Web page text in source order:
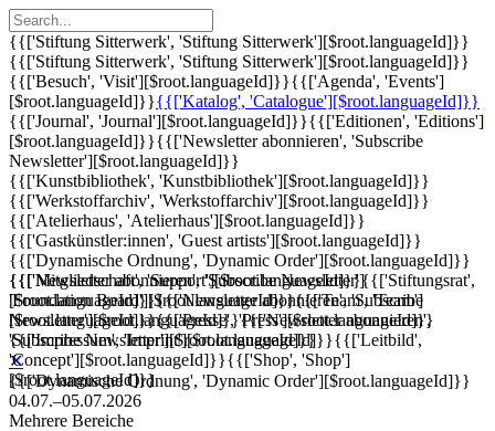
{{['Stiftung Sitterwerk', 'Stiftung Sitterwerk'][$root.languageId]}}
{{['Stiftung Sitterwerk', 'Stiftung Sitterwerk'][$root.languageId]}}
{{['Besuch', 'Visit'][$root.languageId]}}{{['Agenda', 'Events']
[$root.languageId]}}{{['Katalog', 'Catalogue'][$root.languageId]}}
{{['Journal', 'Journal'][$root.languageId]}}{{['Editionen', 'Editions']
[$root.languageId]}}{{['Newsletter abonnieren', 'Subscribe
Newsletter'][$root.languageId]}}
{{['Kunstbibliothek', 'Kunstbibliothek'][$root.languageId]}}
{{['Werkstoffarchiv', 'Werkstoffarchiv'][$root.languageId]}}
{{['Atelierhaus', 'Atelierhaus'][$root.languageId]}}
{{['Gastkünstler:innen', 'Guest artists'][$root.languageId]}}
{{['Dynamische Ordnung', 'Dynamic Order'][$root.languageId]}}
{{['Mitgliedschaft', 'Support'][$root.languageId]}}{{['Stiftungsrat',
'Foundation Board'][$root.languageId]}}{{['Team', 'Team']
[$root.languageId]}}{{['Presse', 'Press'][$root.languageId]}}
{{['Impressum', 'Imprint'][$root.languageId]}}{{['Leitbild',
'Concept'][$root.languageId]}}{{['Shop', 'Shop']
[$root.languageId]}}
{{['Newsletter abonnieren', 'Subscribe Newsletter']
[$root.languageId]}}{{['Newsletter abonnieren', 'Subscribe
Newsletter'][$root.languageId]}}{{['Newsletter abonnieren',
'Subscribe Newsletter'][$root.languageId]}}
✕
{{['Dynamische Ordnung', 'Dynamic Order'][$root.languageId]}}
04.07.–05.07.2026
Mehrere Bereiche